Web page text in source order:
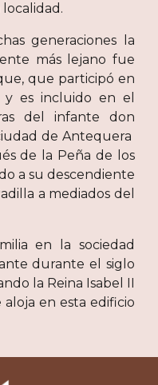
generaciones la
más lejano fue
que participó en
es incluido en el
del infante don
de Antequera
de la Peña de los
a su descendiente
a mediados del
en la sociedad
durante el siglo
la Reina Isabel II
aloja en esta edificio